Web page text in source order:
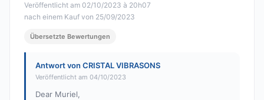
Veröffentlicht am 02/10/2023 à 20h07
nach einem Kauf von 25/09/2023
Übersetzte Bewertungen
Antwort von CRISTAL VIBRASONS
Veröffentlicht am 04/10/2023
Dear Muriel,